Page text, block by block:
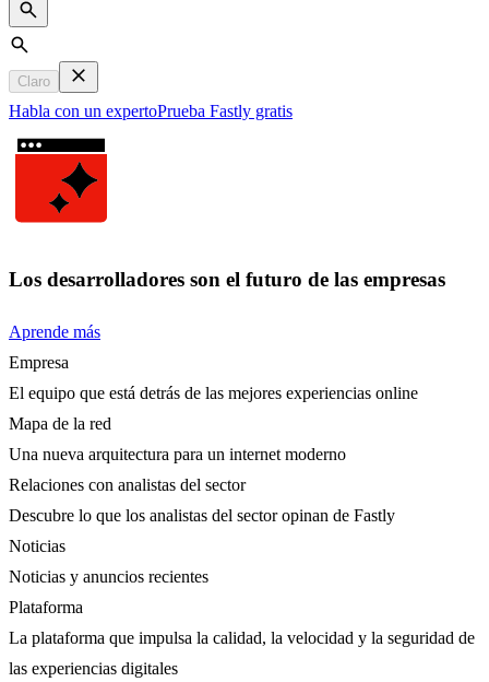
Search
Claro
Habla con un expertoPrueba Fastly gratis
Los desarrolladores son el futuro de las empresas
Aprende más
Empresa
El equipo que está detrás de las mejores experiencias online
Mapa de la red
Una nueva arquitectura para un internet moderno
Relaciones con analistas del sector
Descubre lo que los analistas del sector opinan de Fastly
Noticias
Noticias y anuncios recientes
Plataforma
La plataforma que impulsa la calidad, la velocidad y la seguridad de
las experiencias digitales